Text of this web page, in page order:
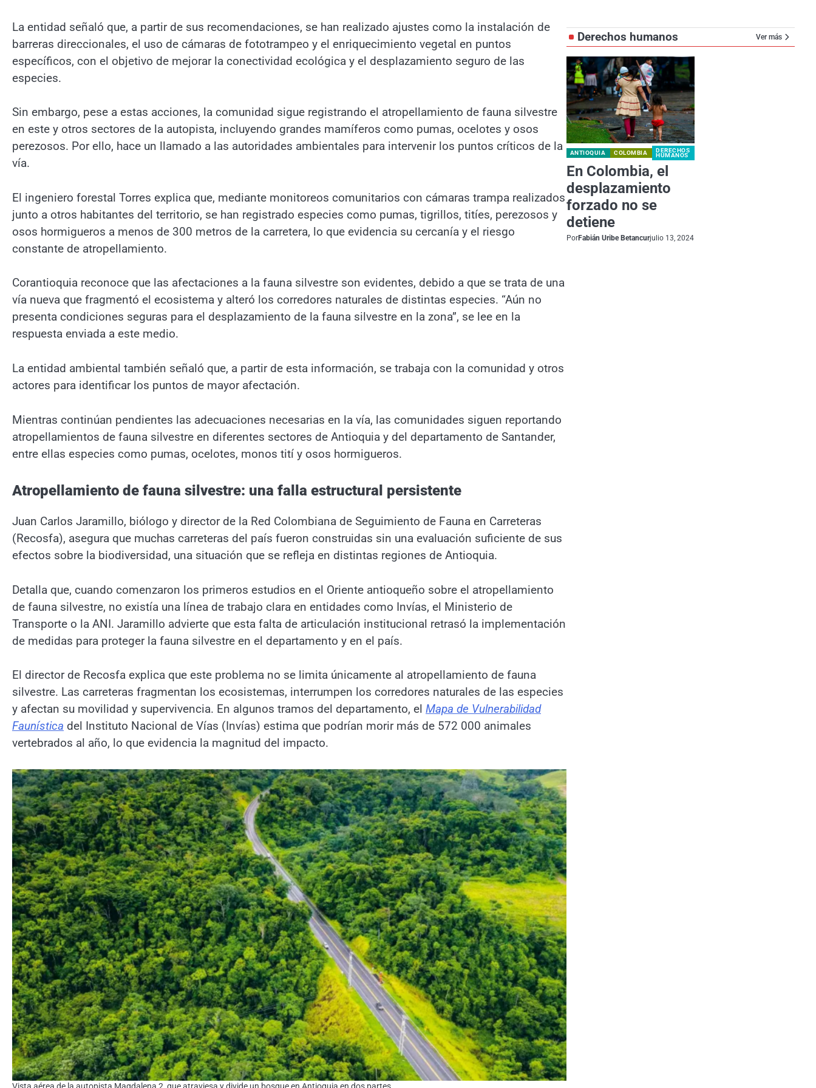
La entidad señaló que, a partir de sus recomendaciones, se han realizado ajustes como la instalación de
barreras direccionales, el uso de cámaras de fototrampeo y el enriquecimiento vegetal en puntos
específicos, con el objetivo de mejorar la conectividad ecológica y el desplazamiento seguro de las
especies.
Sin embargo, pese a estas acciones, la comunidad sigue registrando el atropellamiento de fauna silvestre
en este y otros sectores de la autopista, incluyendo grandes mamíferos como pumas, ocelotes y osos
perezosos. Por ello, hace un llamado a las autoridades ambientales para intervenir los puntos críticos de la
vía.
El ingeniero forestal Torres explica que, mediante monitoreos comunitarios con cámaras trampa realizados
junto a otros habitantes del territorio, se han registrado especies como pumas, tigrillos, titíes, perezosos y
osos hormigueros a menos de 300 metros de la carretera, lo que evidencia su cercanía y el riesgo
constante de atropellamiento.
Corantioquia reconoce que las afectaciones a la fauna silvestre son evidentes, debido a que se trata de una
vía nueva que fragmentó el ecosistema y alteró los corredores naturales de distintas especies. “Aún no
presenta condiciones seguras para el desplazamiento de la fauna silvestre en la zona”, se lee en la
respuesta enviada a este medio.
La entidad ambiental también señaló que, a partir de esta información, se trabaja con la comunidad y otros
actores para identificar los puntos de mayor afectación.
Mientras continúan pendientes las adecuaciones necesarias en la vía, las comunidades siguen reportando
atropellamientos de fauna silvestre en diferentes sectores de Antioquia y del departamento de Santander,
entre ellas especies como pumas, ocelotes, monos tití y osos hormigueros.
Atropellamiento de fauna silvestre: una falla estructural persistente
Juan Carlos Jaramillo, biólogo y director de la Red Colombiana de Seguimiento de Fauna en Carreteras
(Recosfa), asegura que muchas carreteras del país fueron construidas sin una evaluación suficiente de sus
efectos sobre la biodiversidad, una situación que se refleja en distintas regiones de Antioquia.
Detalla que, cuando comenzaron los primeros estudios en el Oriente antioqueño sobre el atropellamiento
de fauna silvestre, no existía una línea de trabajo clara en entidades como Invías, el Ministerio de
Transporte o la ANI. Jaramillo advierte que esta falta de articulación institucional retrasó la implementación
de medidas para proteger la fauna silvestre en el departamento y en el país.
El director de Recosfa explica que este problema no se limita únicamente al atropellamiento de fauna
silvestre. Las carreteras fragmentan los ecosistemas, interrumpen los corredores naturales de las especies
y afectan su movilidad y supervivencia. En algunos tramos del departamento, el Mapa de Vulnerabilidad
Faunística del Instituto Nacional de Vías (Invías) estima que podrían morir más de 572 000 animales
vertebrados al año, lo que evidencia la magnitud del impacto.
Derechos humanos Ver más
ANTIOQUIA COLOMBIA DERECHOS
HUMANOS
En Colombia, el
desplazamiento
forzado no se
detiene
PorFabián Uribe Betancurjulio 13, 2024